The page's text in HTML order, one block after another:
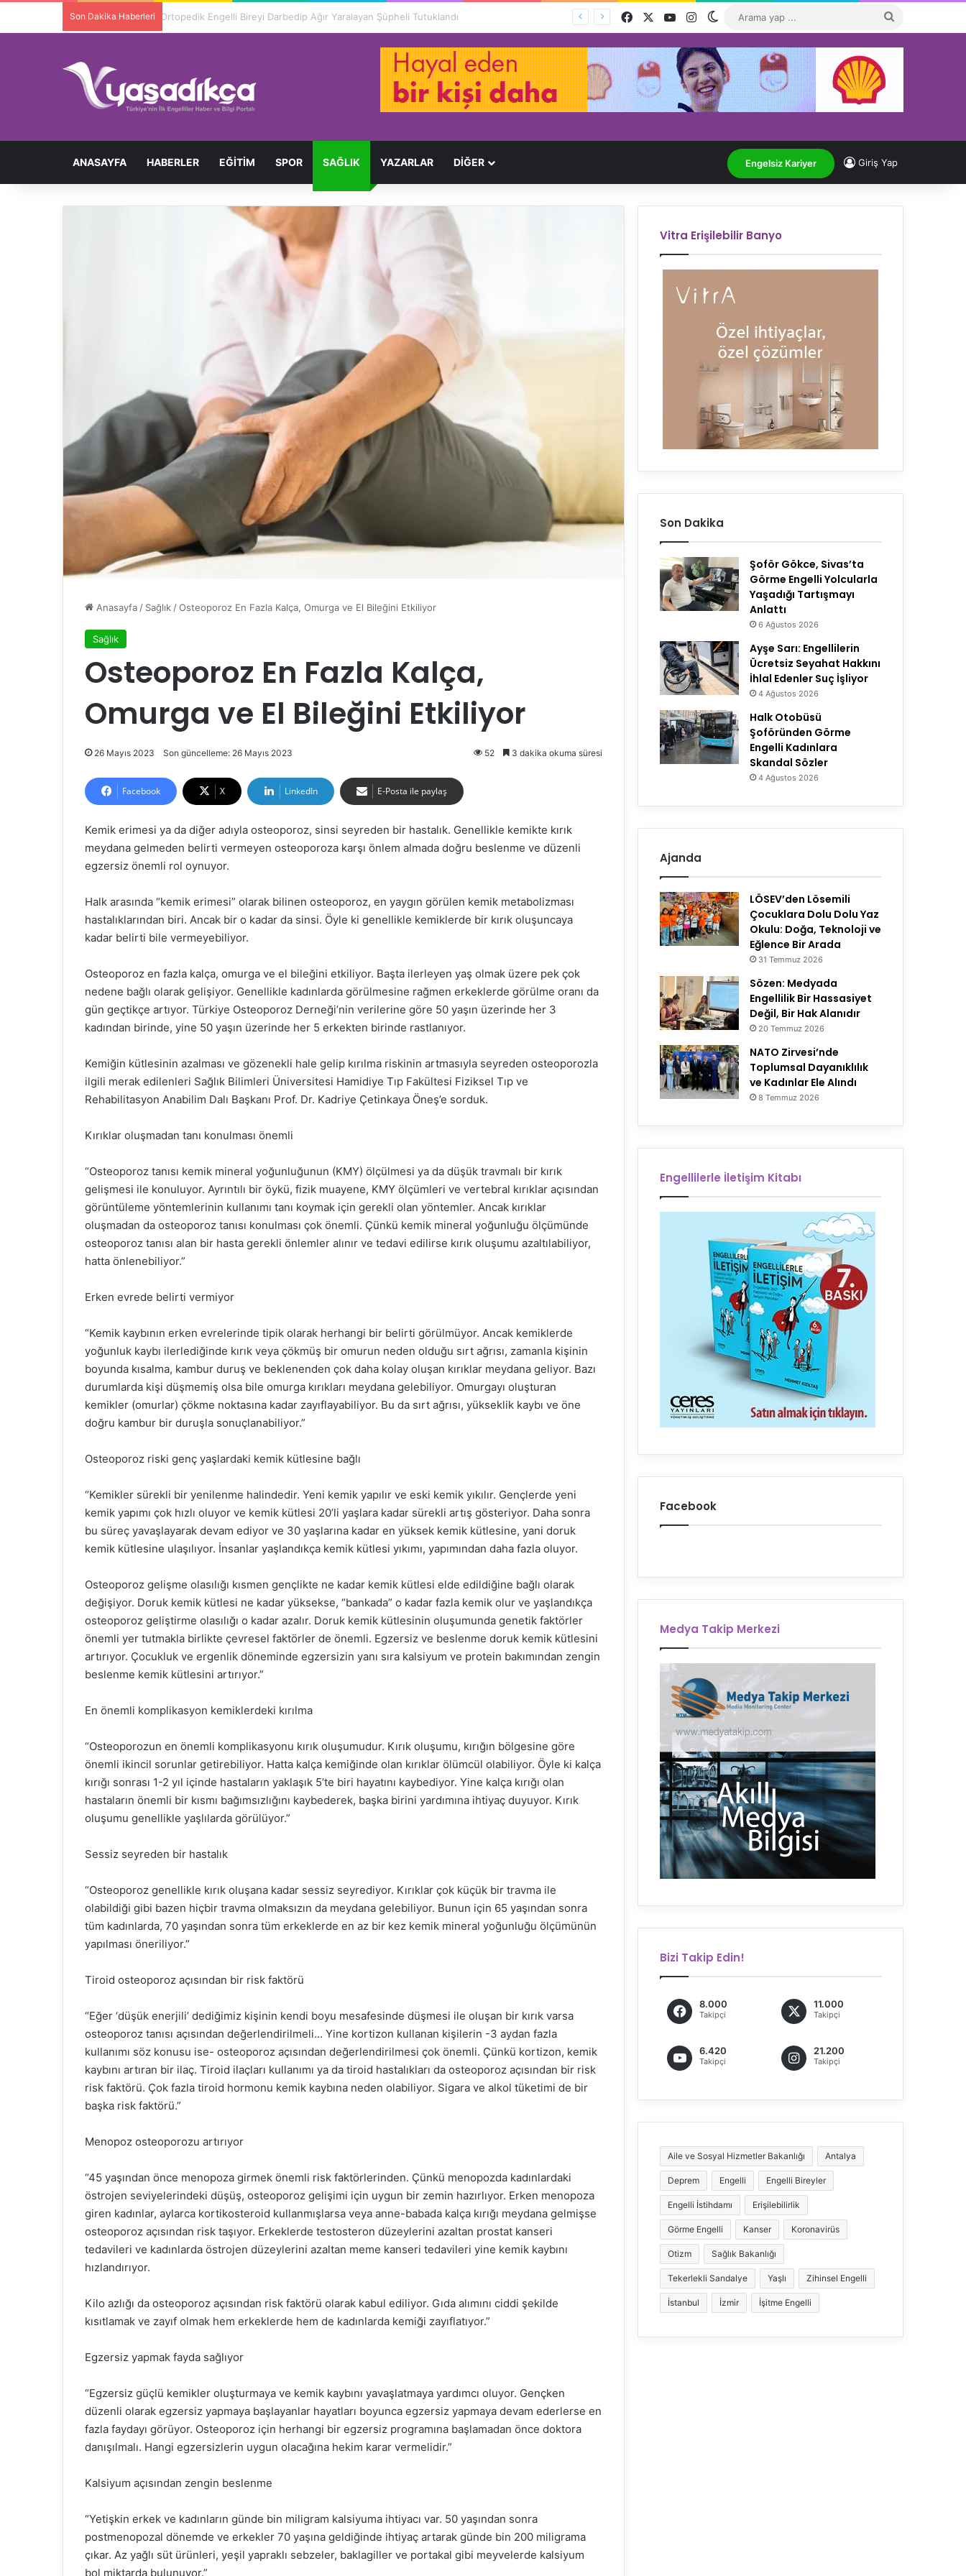
Son Dakika Haberleri Ortopedik Engelli Bireyi Darbedip Ağır Yaralayan Şüpheli Tutuklandı Facebook YouTubeInstagramDış görünümü değiştir
...
ANASAYFA HABERLER EĞITIM SPOR SAĞLIK YAZARLAR DİĞER Engelsiz Kariyer Giriş Yap
Anasayfa/ Sağlık/Osteoporoz En Fazla Kalça, Omurga ve El Bileğini Etkiliyor
Sağlık
Osteoporoz En Fazla Kalça,
Omurga ve El Bileğini Etkiliyor
26 Mayıs 2023 Son güncelleme: 26 Mayıs 2023 52 3 dakika okuma süresi
Facebook X LinkedIn E-Posta ile paylaş
Kemik erimesi ya da diğer adıyla osteoporoz, sinsi seyreden bir hastalık. Genellikle kemikte kırık
meydana gelmeden belirti vermeyen osteoporoza karşı önlem almada doğru beslenme ve düzenli
egzersiz önemli rol oynuyor.
Halk arasında “kemik erimesi” olarak bilinen osteoporoz, en yaygın görülen kemik metabolizması
hastalıklarından biri. Ancak bir o kadar da sinsi. Öyle ki genellikle kemiklerde bir kırık oluşuncaya
kadar belirti bile vermeyebiliyor.
Osteoporoz en fazla kalça, omurga ve el bileğini etkiliyor. Başta ilerleyen yaş olmak üzere pek çok
nedene bağlı olarak gelişiyor. Genellikle kadınlarda görülmesine rağmen erkeklerde görülme oranı da
gün geçtikçe artıyor. Türkiye Osteoporoz Derneği’nin verilerine göre 50 yaşın üzerinde her 3
kadından birinde, yine 50 yaşın üzerinde her 5 erkekten birinde rastlanıyor.
Kemiğin kütlesinin azalması ve gözenekli hale gelip kırılma riskinin artmasıyla seyreden osteoporozla
ilgili merak edilenleri Sağlık Bilimleri Üniversitesi Hamidiye Tıp Fakültesi Fiziksel Tıp ve
Rehabilitasyon Anabilim Dalı Başkanı Prof. Dr. Kadriye Çetinkaya Öneş’e sorduk.
Kırıklar oluşmadan tanı konulması önemli
“Osteoporoz tanısı kemik mineral yoğunluğunun (KMY) ölçülmesi ya da düşük travmalı bir kırık
gelişmesi ile konuluyor. Ayrıntılı bir öykü, fizik muayene, KMY ölçümleri ve vertebral kırıklar açısından
görüntüleme yöntemlerinin kullanımı tanı koymak için gerekli olan yöntemler. Ancak kırıklar
oluşmadan da osteoporoz tanısı konulması çok önemli. Çünkü kemik mineral yoğunluğu ölçümünde
osteoporoz tanısı alan bir hasta gerekli önlemler alınır ve tedavi edilirse kırık oluşumu azaltılabiliyor,
hatta önlenebiliyor.”
Erken evrede belirti vermiyor
“Kemik kaybının erken evrelerinde tipik olarak herhangi bir belirti görülmüyor. Ancak kemiklerde
yoğunluk kaybı ilerlediğinde kırık veya çökmüş bir omurun neden olduğu sırt ağrısı, zamanla kişinin
boyunda kısalma, kambur duruş ve beklenenden çok daha kolay oluşan kırıklar meydana geliyor. Bazı
durumlarda kişi düşmemiş olsa bile omurga kırıkları meydana gelebiliyor. Omurgayı oluşturan
kemikler (omurlar) çökme noktasına kadar zayıflayabiliyor. Bu da sırt ağrısı, yükseklik kaybı ve öne
doğru kambur bir duruşla sonuçlanabiliyor.”
Osteoporoz riski genç yaşlardaki kemik kütlesine bağlı
“Kemikler sürekli bir yenilenme halindedir. Yeni kemik yapılır ve eski kemik yıkılır. Gençlerde yeni
kemik yapımı çok hızlı oluyor ve kemik kütlesi 20’li yaşlara kadar sürekli artış gösteriyor. Daha sonra
bu süreç yavaşlayarak devam ediyor ve 30 yaşlarına kadar en yüksek kemik kütlesine, yani doruk
kemik kütlesine ulaşılıyor. İnsanlar yaşlandıkça kemik kütlesi yıkımı, yapımından daha fazla oluyor.
Osteoporoz gelişme olasılığı kısmen gençlikte ne kadar kemik kütlesi elde edildiğine bağlı olarak
değişiyor. Doruk kemik kütlesi ne kadar yüksekse, “bankada” o kadar fazla kemik olur ve yaşlandıkça
osteoporoz geliştirme olasılığı o kadar azalır. Doruk kemik kütlesinin oluşumunda genetik faktörler
önemli yer tutmakla birlikte çevresel faktörler de önemli. Egzersiz ve beslenme doruk kemik kütlesini
artırıyor. Çocukluk ve ergenlik döneminde egzersizin yanı sıra kalsiyum ve protein bakımından zengin
beslenme kemik kütlesini artırıyor.”
En önemli komplikasyon kemiklerdeki kırılma
“Osteoporozun en önemli komplikasyonu kırık oluşumudur. Kırık oluşumu, kırığın bölgesine göre
önemli ikincil sorunlar getirebiliyor. Hatta kalça kemiğinde olan kırıklar ölümcül olabiliyor. Öyle ki kalça
kırığı sonrası 1-2 yıl içinde hastaların yaklaşık 5’te biri hayatını kaybediyor. Yine kalça kırığı olan
hastaların önemli bir kısmı bağımsızlığını kaybederek, başka birini yardımına ihtiyaç duyuyor. Kırık
oluşumu genellikle yaşlılarda görülüyor.”
Sessiz seyreden bir hastalık
“Osteoporoz genellikle kırık oluşana kadar sessiz seyrediyor. Kırıklar çok küçük bir travma ile
olabildiği gibi bazen hiçbir travma olmaksızın da meydana gelebiliyor. Bunun için 65 yaşından sonra
tüm kadınlarda, 70 yaşından sonra tüm erkeklerde en az bir kez kemik mineral yoğunluğu ölçümünün
yapılması öneriliyor.”
Tiroid osteoporoz açısından bir risk faktörü
“Eğer ‘düşük enerjili’ dediğimiz kişinin kendi boyu mesafesinde düşmesi ile oluşan bir kırık varsa
osteoporoz tanısı açısından değerlendirilmeli… Yine kortizon kullanan kişilerin -3 aydan fazla
kullanımı söz konusu ise- osteoporoz açısından değerlendirilmesi çok önemli. Çünkü kortizon, kemik
kaybını artıran bir ilaç. Tiroid ilaçları kullanımı ya da tiroid hastalıkları da osteoporoz açısından bir risk
risk faktörü. Çok fazla tiroid hormonu kemik kaybına neden olabiliyor. Sigara ve alkol tüketimi de bir
başka risk faktörü.”
Menopoz osteoporozu artırıyor
“45 yaşından önce menopoza girmek önemli risk faktörlerinden. Çünkü menopozda kadınlardaki
östrojen seviyelerindeki düşüş, osteoporoz gelişimi için uygun bir zemin hazırlıyor. Erken menopoza
giren kadınlar, aylarca kortikosteroid kullanmışlarsa veya anne-babada kalça kırığı meydana gelmişse
osteoporoz açısından risk taşıyor. Erkeklerde testosteron düzeylerini azaltan prostat kanseri
tedavileri ve kadınlarda östrojen düzeylerini azaltan meme kanseri tedavileri yine kemik kaybını
hızlandırıyor.
Kilo azlığı da osteoporoz açısından risk faktörü olarak kabul ediliyor. Gıda alımını ciddi şekilde
kısıtlamak ve zayıf olmak hem erkeklerde hem de kadınlarda kemiği zayıflatıyor.”
Egzersiz yapmak fayda sağlıyor
“Egzersiz güçlü kemikler oluşturmaya ve kemik kaybını yavaşlatmaya yardımcı oluyor. Gençken
düzenli olarak egzersiz yapmaya başlayanlar hayatları boyunca egzersiz yapmaya devam ederlerse en
fazla faydayı görüyor. Osteoporoz için herhangi bir egzersiz programına başlamadan önce doktora
danışılmalı. Hangi egzersizlerin uygun olacağına hekim karar vermelidir.”
Kalsiyum açısından zengin beslenme
“Yetişkin erkek ve kadınların günde bin miligram kalsiyuma ihtiyacı var. 50 yaşından sonra
postmenopozal dönemde ve erkekler 70 yaşına geldiğinde ihtiyaç artarak günde bin 200 miligrama
çıkar. Az yağlı süt ürünleri, yeşil yapraklı sebzeler, baklagiller ve portakal gibi meyvelerde kalsiyum
bol miktarda bulunuyor.”
Vitra Erişilebilir Banyo
Son Dakika
Şoför Gökce, Sivas’ta
Görme Engelli Yolcularla
Yaşadığı Tartışmayı
Anlattı
6 Ağustos 2026
Ayşe Sarı: Engellilerin
Ücretsiz Seyahat Hakkını
İhlal Edenler Suç İşliyor
4 Ağustos 2026
Halk Otobüsü
Şoföründen Görme
Engelli Kadınlara
Skandal Sözler
4 Ağustos 2026
Ajanda
LÖSEV’den Lösemili
Çocuklara Dolu Dolu Yaz
Okulu: Doğa, Teknoloji ve
Eğlence Bir Arada
31 Temmuz 2026
Sözen: Medyada
Engellilik Bir Hassasiyet
Değil, Bir Hak Alanıdır
20 Temmuz 2026
NATO Zirvesi’nde
Toplumsal Dayanıklılık
ve Kadınlar Ele Alındı
8 Temmuz 2026
Engellilerle İletişim Kitabı
Facebook
Medya Takip Merkezi
Bizi Takip Edin!
8.000
Takipçi
11.000
Takipçi
6.420
Takipçi
21.200
Takipçi
Aile ve Sosyal Hizmetler Bakanlığı Antalya
Deprem Engelli Engelli Bireyler
Engelli İstihdamı Erişilebilirlik
Görme Engelli Kanser Koronavirüs
Otizm Sağlık Bakanlığı
Tekerlekli Sandalye Yaşlı Zihinsel Engelli
İstanbul İzmir İşitme Engelli